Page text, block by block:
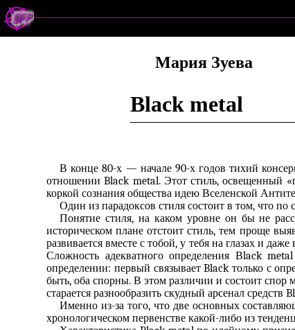
Мария Зуева
Black metal
В конце 80-х — начале 90-х годов тихий
отношении Black metal. Этот стиль, освещенный
коркой сознания общества идею Вселенской
Один из парадоксов стиля состоит в том, что
Понятие стиля, на каком уровне он бы не
историческом плане отстоит стиль, тем проще
развивается вместе с тобой, у тебя на глазах и
Сложность адекватного определения Вlack
определении: первый связывает Black только с
быть, оба спорны. В этом различии и состоит
старается разнообразить скудный арсенал
Именно из-за того, что две основных
хронологическом первенстве какой-либо из